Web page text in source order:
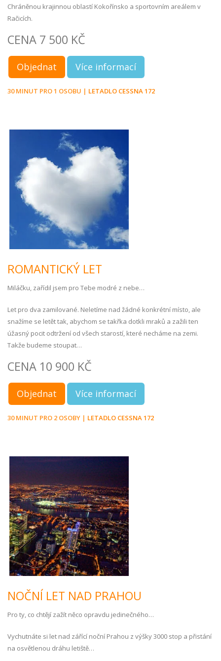
Chráněnou krajinnou oblastí Kokořínsko a sportovním areálem v
Račicích.
CENA 7 500 KČ
Objednat Více informací
30 MINUT PRO 1 OSOBU | LETADLO CESSNA 172
ROMANTICKÝ LET
Miláčku, zařídil jsem pro Tebe modré z nebe…
Let pro dva zamilované. Neletíme nad žádné konkrétní místo, ale
snažíme se letět tak, abychom se takřka dotkli mraků a zažili ten
úžasný pocit odtržení od všech starostí, které necháme na zemi.
Takže budeme stoupat…
CENA 10 900 KČ
Objednat Více informací
30 MINUT PRO 2 OSOBY | LETADLO CESSNA 172
NOČNÍ LET NAD PRAHOU
Pro ty, co chtějí zažít něco opravdu jedinečného…
Vychutnáte si let nad zářící noční Prahou z výšky 3000 stop a přistání
na osvětlenou dráhu letiště…